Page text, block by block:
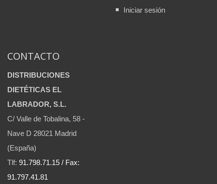
Iniciar sesión
CONTACTO
DISTRIBUCIONES
DIETÉTICAS EL
LABRADOR, S.L.
C/ Valle de Tobalina, 58 -
Nave D 28021 Madrid
(España)
Tlf: 91.798.71.15 / Fax:
91.797.41.81